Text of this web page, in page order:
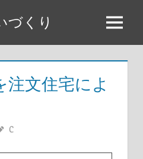
づくり
メ
ニ
ュ
注文住宅によ
C